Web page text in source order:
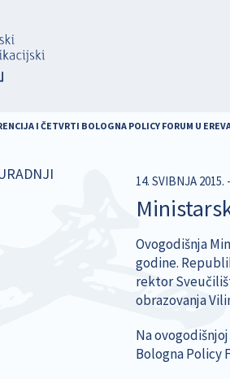
I ČETVRTI BOLOGNA POLICY FORUM U
14. SVIBNJA 2015. -
Ovogodišnja
godine.
rektor
obrazovanja
Na
Bologna Policy